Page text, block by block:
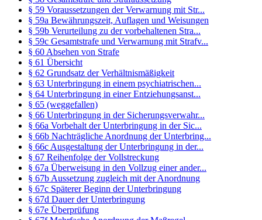
§ 59 Voraussetzungen der Verwarnung mit Str...
§ 59a Bewährungszeit, Auflagen und Weisungen
§ 59b Verurteilung zu der vorbehaltenen Stra...
§ 59c Gesamtstrafe und Verwarnung mit Strafv...
§ 60 Absehen von Strafe
§ 61 Übersicht
§ 62 Grundsatz der Verhältnismäßigkeit
§ 63 Unterbringung in einem psychiatrischen...
§ 64 Unterbringung in einer Entziehungsanst...
§ 65 (weggefallen)
§ 66 Unterbringung in der Sicherungsverwahr...
§ 66a Vorbehalt der Unterbringung in der Sic...
§ 66b Nachträgliche Anordnung der Unterbring...
§ 66c Ausgestaltung der Unterbringung in der...
§ 67 Reihenfolge der Vollstreckung
§ 67a Überweisung in den Vollzug einer ander...
§ 67b Aussetzung zugleich mit der Anordnung
§ 67c Späterer Beginn der Unterbringung
§ 67d Dauer der Unterbringung
§ 67e Überprüfung